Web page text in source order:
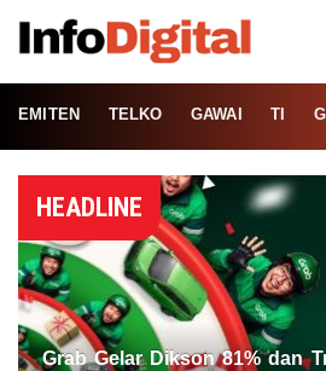
EMITEN TELKO GAWAI TI
HEADLINE
Grab Gelar Dikson 81% dan